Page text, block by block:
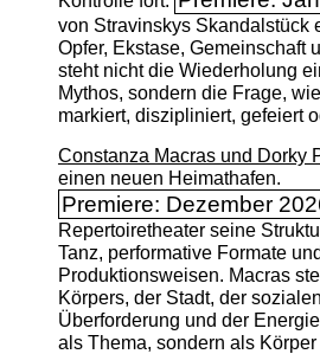
von Stravinskys Skandalstück
Opfer, Ekstase, Gemeinschaft
steht nicht die Wiederholung
Mythos, sondern die Frage,
markiert, diszipliniert, gefeiert
Constanza Macras und Dorky
einen neuen Heimathafen.
Premiere: Dezember
Repertoiretheater seine
Tanz, performative Formate
Produktionsweisen. Macras
Körpers, der Stadt, der
Überforderung und der
als Thema, sondern als